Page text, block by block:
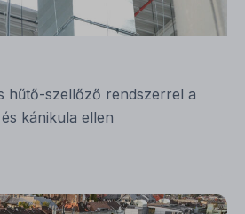
hűtő-szellőző rendszerrel a
kánikula ellen